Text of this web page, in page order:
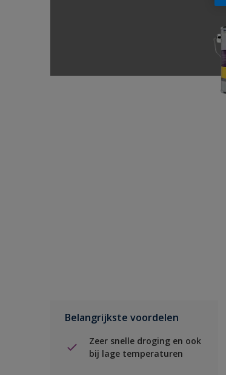
Belangrijkste voordelen
Zeer snelle droging en ook
bij lage temperaturen